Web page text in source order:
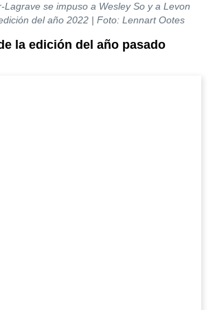
Lagrave se impuso a Wesley So y a Levon
del año 2022 | Foto: Lennart Ootes
la edición del año pasado